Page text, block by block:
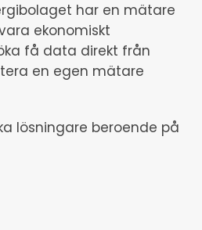
har en mätare
ekonomiskt
få data direkt från
en egen mätare
lösningare beroende på